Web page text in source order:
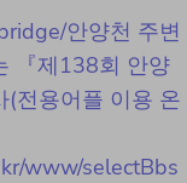
안양천 주변
『제138회 안양
(전용어플 이용 온
www/selectBbs